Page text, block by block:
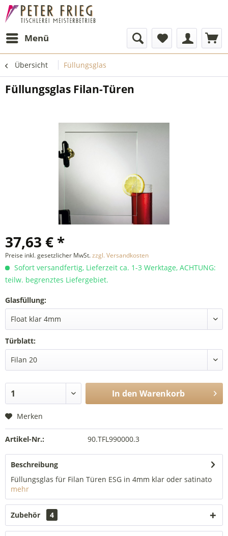
Menü
Übersicht Füllungsglas
Füllungsglas Filan-Türen
37,63 € *
Preise inkl. gesetzlicher MwSt.zzgl. Versandkosten
Sofort versandfertig, Lieferzeit ca. 1-3 Werktage, ACHTUNG:
teilw. begrenztes Liefergebiet.
Glasfüllung:
Türblatt:
In den Warenkorb
Merken
Artikel-Nr.: 90.TFL990000.3
Beschreibung
Füllungsglas für Filan Türen ESG in 4mm klar oder satinato
mehr
Zubehör 4